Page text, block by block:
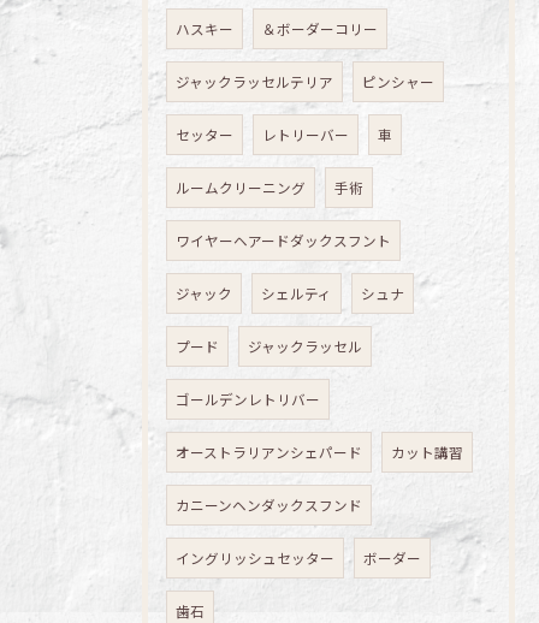
ハスキー ＆ボーダーコリー
ジャックラッセルテリア ピンシャー
セッター レトリーバー 車
ルームクリーニング 手術
ワイヤーヘアードダックスフント
ジャック シェルティ シュナ
プード ジャックラッセル
ゴールデンレトリバー
オーストラリアンシェパード カット講習
カニーンヘンダックスフンド
イングリッシュセッター ボーダー
歯石